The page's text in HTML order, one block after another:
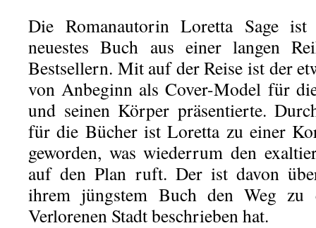
Die Romanautorin Loretta Sage
neuestes Buch aus einer langen
Bestsellern. Mit auf der Reise ist der
von Anbeginn als Cover-Model für
und seinen Körper präsentierte.
für die Bücher ist Loretta zu einer
geworden, was wiederrum den
auf den Plan ruft. Der ist davon
ihrem jüngstem Buch den Weg zu
Verlorenen Stadt beschrieben hat.